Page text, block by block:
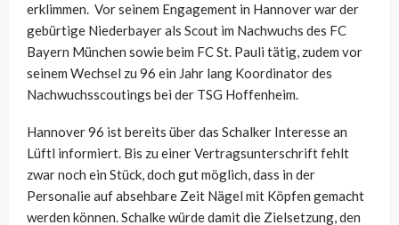
erklimmen. Vor seinem Engagement in Hannover war der
gebürtige Niederbayer als Scout im Nachwuchs des FC
Bayern München sowie beim FC St. Pauli tätig, zudem vor
seinem Wechsel zu 96 ein Jahr lang Koordinator des
Nachwuchsscoutings bei der TSG Hoffenheim.
Hannover 96 ist bereits über das Schalker Interesse an
Lüftl informiert. Bis zu einer Vertragsunterschrift fehlt
zwar noch ein Stück, doch gut möglich, dass in der
Personalie auf absehbare Zeit Nägel mit Köpfen gemacht
werden können. Schalke würde damit die Zielsetzung, den